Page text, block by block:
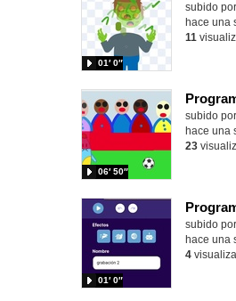
subido por
01′ 0″
hace una
11
subido por
06′ 50″
hace una
23
subido por
01′ 0″
hace una
4